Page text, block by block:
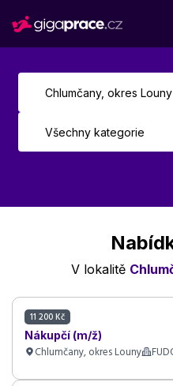
V lokalitě
11 200 Kč
Nákupčí (m/ž)
Chlumčany, okres Louny